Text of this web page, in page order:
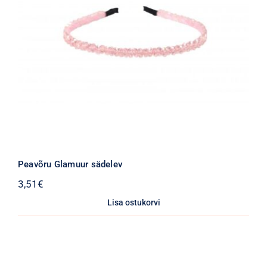
Peavõru Glamuur sädelev
3,51 €
Lisa ostukorvi